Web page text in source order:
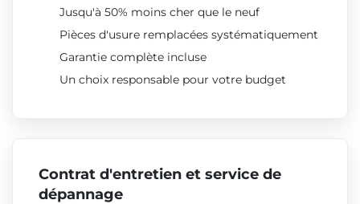
Jusqu'à 50% moins cher que le neuf
Pièces d'usure remplacées systématiquement
Garantie complète incluse
Un choix responsable pour votre budget
Contrat d'entretien et service de
dépannage